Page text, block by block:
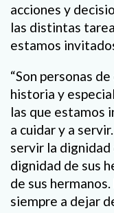
acciones y
las distintas
estamos
“Son personas
historia y
las que estamos
a cuidar y a
servir la dignidad
dignidad de sus
de sus
siempre a dejar